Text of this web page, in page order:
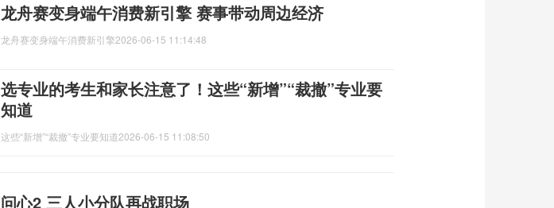
龙舟赛变身端午消费新引擎 赛事带动周边经济
龙舟赛变身端午消费新引擎2026-06-15 11:14:48
选专业的考生和家长注意了！这些“新增”“裁撤”专业要
知道
这些“新增”“裁撤”专业要知道2026-06-15 11:08:50
问心2 三人小分队再战职场